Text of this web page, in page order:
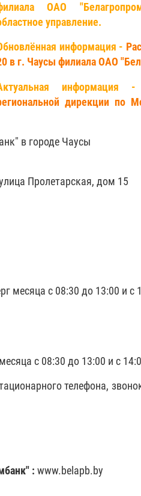
ОАО
управление.
информация -
в г. Чаусы филиала ОАО
информация
дирекции по
в городе Чаусы
Пролетарская, дом 15
месяца с 08:30 до 13:00 и с
с 08:30 до 13:00 и с
телефона,
: www.belapb.by